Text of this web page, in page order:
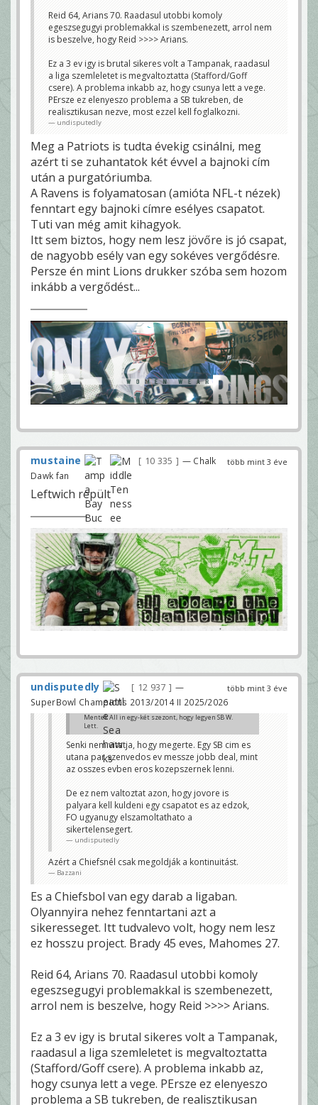
osszes evben eros kozepszernek lenni.
De ez nem valtoztat azon, hogy jovore is palyara kell
kuldeni egy csapatot es az edzok, FO ugyanugy
elszamoltathato a sikertelensegert.
Reid 64, Arians 70. Raadasul utobbi komoly
egeszsegugyi problemakkal is szembenezett, arrol nem
is beszelve, hogy Reid >>>> Arians.
Ez a 3 ev igy is brutal sikeres volt a Tampanak, raadasul
a liga szemleletet is megvaltoztatta (Stafford/Goff
csere). A problema inkabb az, hogy csunya lett a vege.
PErsze ez elenyeszo problema a SB tukreben, de
realisztikusan nezve, most ezzel kell foglalkozni.
undisputedly
Meg a Patriots is tudta évekig csinálni, meg
azért ti se zuhantatok két évvel a bajnoki cím
után a purgatóriumba.
A Ravens is folyamatosan (amióta NFL-t nézek)
fenntart egy bajnoki címre esélyes csapatot.
Tuti van még amit kihagyok.
Itt sem biztos, hogy nem lesz jövőre is jó csapat,
de nagyobb esély van egy sokéves vergődésre.
Persze én mint Lions drukker szóba sem hozom
inkább a vergődést...
több mint 3 éve
mustaine 10 335
— Chalk
Dawk fan
Leftwich repült
több mint 3 éve
undisputedly 12 937
—
SuperBowl Champions 2013/2014 II 2025/2026
Mentek All in egy-két szezont, hogy legyen SB W.
Lett.
Most annyira nem fest faszán a roster. Ahogy a
Ramsnél, ez nem zavarja õket.
Majd építkeznek ahogy lehet, vagy rebuild. Várják a
következõ nagy dobást.
Ha Top 3 cetli, akkor az. Ha mégis összeáll vmi, akkor
ulpianus
Senki nem vitatja, hogy megerte. Egy SB cim es
utana par szenvedos ev messze jobb deal, mint
az osszes evben eros kozepszernek lenni.
De ez nem valtoztat azon, hogy jovore is
palyara kell kuldeni egy csapatot es az edzok,
FO ugyanugy elszamoltathato a
sikertelensegert.
undisputedly
Azért a Chiefsnél csak megoldják a kontinuitást.
Bazzani
Es a Chiefsbol van egy darab a ligaban.
Olyannyira nehez fenntartani azt a
sikeresseget. Itt tudvalevo volt, hogy nem lesz
ez hosszu project. Brady 45 eves, Mahomes 27.
Reid 64, Arians 70. Raadasul utobbi komoly
egeszsegugyi problemakkal is szembenezett,
arrol nem is beszelve, hogy Reid >>>> Arians.
Ez a 3 ev igy is brutal sikeres volt a Tampanak,
raadasul a liga szemleletet is megvaltoztatta
(Stafford/Goff csere). A problema inkabb az,
hogy csunya lett a vege. PErsze ez elenyeszo
problema a SB tukreben, de realisztikusan